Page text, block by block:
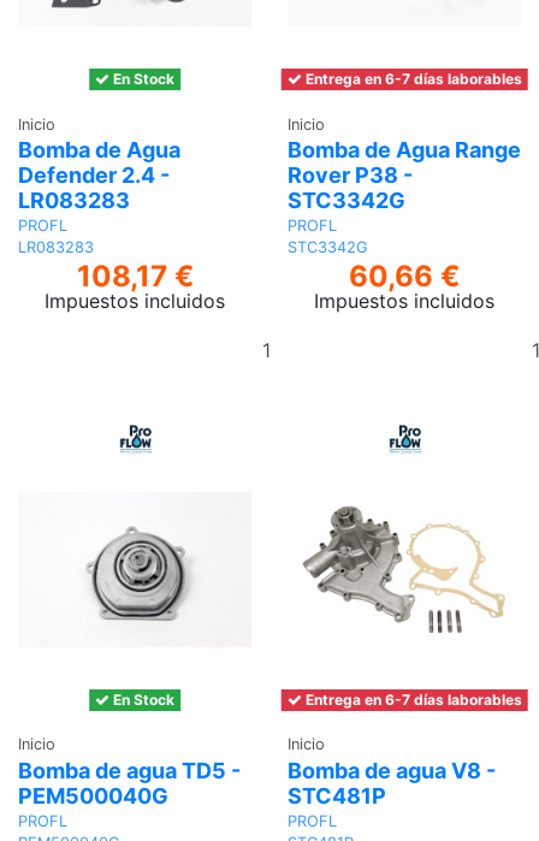
En Stock
Inicio
Bomba de Agua
Defender 2.4 -
LR083283
PROFL
LR083283
108,17 €
Impuestos incluidos
Entrega en 6-7 días laborables
Inicio
Bomba de Agua Range
Rover P38 -
STC3342G
PROFL
STC3342G
60,66 €
Impuestos incluidos
En Stock
Inicio
Bomba de agua TD5 -
PEM500040G
PROFL
Entrega en 6-7 días laborables
Inicio
Bomba de agua V8 -
STC481P
PROFL